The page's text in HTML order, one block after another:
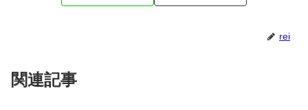
rei
関連記事